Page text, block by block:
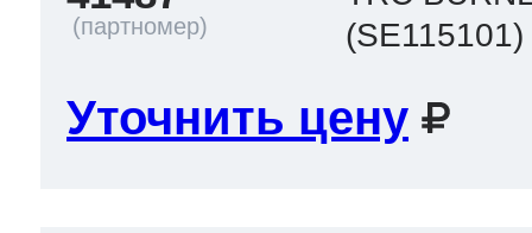
(SE115101)
Уточнить цену